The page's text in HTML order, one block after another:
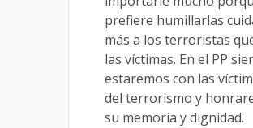
prefiere humillarlas
más a los terroristas
las víctimas. En el PP
estaremos con las
del terrorismo y
su memoria y dignidad.